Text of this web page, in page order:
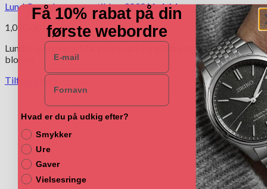
Lund Copenhagen ørestikker 909011-4-M
1,050.00
kr.
Lund Copenhagen Marguerit sølv forgyldt ørestikker, 11 mm
blomst.
Tilføj til kurv
Få 10% rabat på din
første webordre
E-mail
Navn
Hvad er du på udkig efter?
Smykker
Ure
Gaver
Vielsesringe